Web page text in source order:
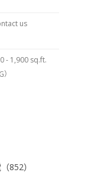
us
- 1,900 sq.ft.
）
852）